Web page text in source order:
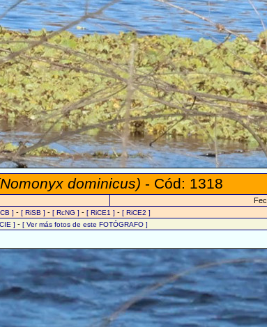
dominicus) - Cód: 1318
] - [ RiSB ] - [ RcNG ] - [ RiCE1 ] - [ RiCE2 ]
] - [ Ver más fotos de este FOTÓGRAFO ]